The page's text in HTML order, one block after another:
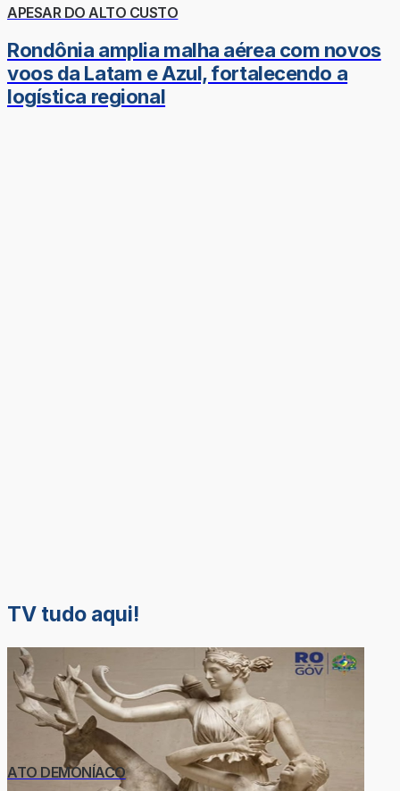
APESAR DO ALTO CUSTO
Rondônia amplia malha aérea com novos
voos da Latam e Azul, fortalecendo a
logística regional
TV tudo aqui!
ATO DEMONÍACO